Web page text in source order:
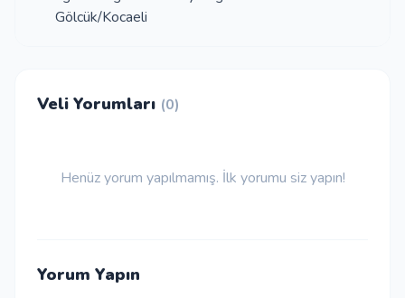
Gölcük/Kocaeli
Veli Yorumları (0)
Henüz yorum yapılmamış. İlk yorumu siz yapın!
Yorum Yapın